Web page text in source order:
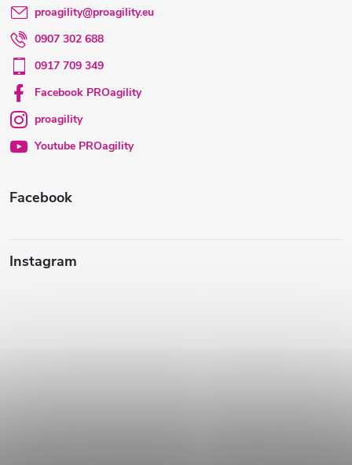
p
ä
Facebook
Instagram
proagility@proagility.eu
0907 302 688
0917 709 349
Facebook PROagility
proagility
Youtube PROagility